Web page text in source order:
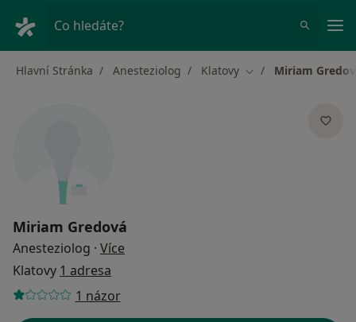
Co hledáte?
Hlavní Stránka Anesteziolog Klatovy Změna města
Miriam
Miriam Gredová
Anesteziolog · Více
Klatovy 1 adresa
1 názor